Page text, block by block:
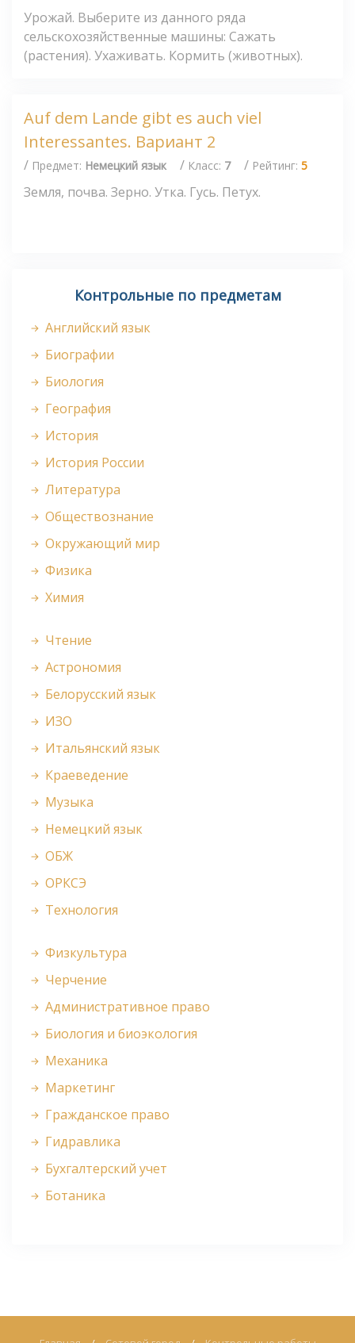
Урожай. Выберите из данного ряда
сельскохозяйственные машины: Сажать
(растения). Ухаживать. Кормить (животных).
Auf dem Lande gibt es auch viel
Interessantes. Вариант 2
/ Предмет: Немецкий язык / Класс: 7 / Рейтинг: 5
Земля, почва. Зерно. Утка. Гусь. Петух.
Контрольные по предметам
Английский язык
Биографии
Биология
География
История
История России
Литература
Обществознание
Окружающий мир
Физика
Химия
Чтение
Астрономия
Белорусский язык
ИЗО
Итальянский язык
Краеведение
Музыка
Немецкий язык
ОБЖ
ОРКСЭ
Технология
Физкультура
Черчение
Административное право
Биология и биоэкология
Механика
Маркетинг
Гражданское право
Гидравлика
Бухгалтерский учет
Ботаника